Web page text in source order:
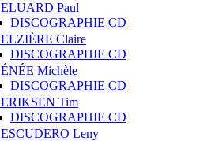
ELUARD Paul
DISCOGRAPHIE CD
ELZIÈRE Claire
DISCOGRAPHIE CD
ÉNÉE Michèle
DISCOGRAPHIE CD
ERIKSEN Tim
DISCOGRAPHIE CD
ESCUDERO Leny